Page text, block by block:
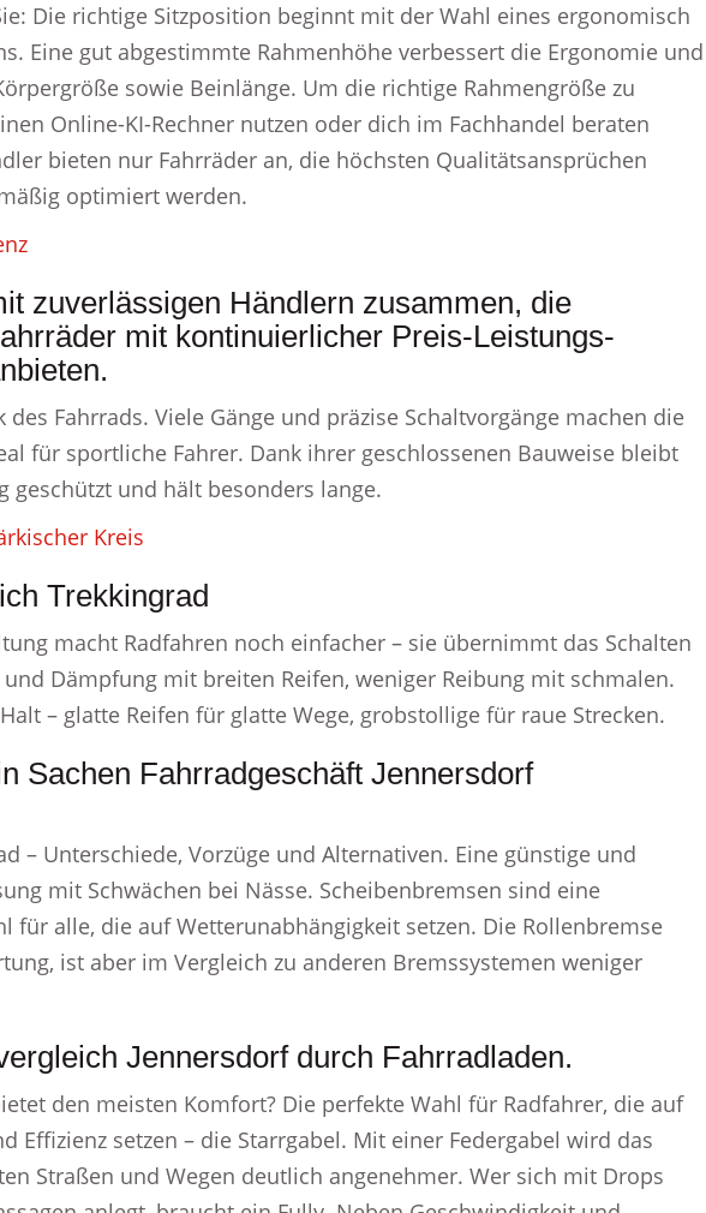
Die richtige Sitzposition beginnt mit der Wahl eines ergonomisch
Eine gut abgestimmte Rahmenhöhe verbessert die Ergonomie und
sowie Beinlänge. Um die richtige Rahmengröße zu
Online-KI-Rechner nutzen oder dich im Fachhandel beraten
bieten nur Fahrräder an, die höchsten Qualitätsansprüchen
optimiert werden.
zuverlässigen Händlern zusammen, die
mit kontinuierlicher Preis-Leistungs-
des Fahrrads. Viele Gänge und präzise Schaltvorgänge machen die
für sportliche Fahrer. Dank ihrer geschlossenen Bauweise bleibt
geschützt und hält besonders lange.
Kreis
Trekkingrad
macht Radfahren noch einfacher – sie übernimmt das Schalten
Dämpfung mit breiten Reifen, weniger Reibung mit schmalen.
– glatte Reifen für glatte Wege, grobstollige für raue Strecken.
Sachen Fahrradgeschäft Jennersdorf
– Unterschiede, Vorzüge und Alternativen. Eine günstige und
mit Schwächen bei Nässe. Scheibenbremsen sind eine
für alle, die auf Wetterunabhängigkeit setzen. Die Rollenbremse
ist aber im Vergleich zu anderen Bremssystemen weniger
Jennersdorf durch Fahrradladen.
den meisten Komfort? Die perfekte Wahl für Radfahrer, die auf
Effizienz setzen – die Starrgabel. Mit einer Federgabel wird das
Straßen und Wegen deutlich angenehmer. Wer sich mit Drops